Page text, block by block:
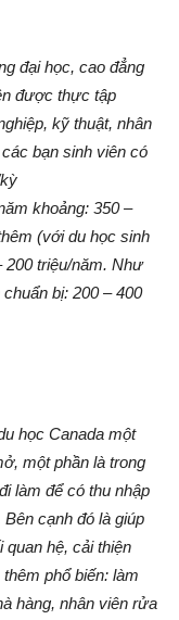
đại học, cao đẳng
được thực tập
kỹ thuật, nhân
bạn sinh viên có
khoảng: 350 –
(với du học sinh
200 triệu/năm. Như
bị: 200 – 400
học Canada một
một phần là trong
làm để có thu nhập
cạnh đó là giúp
hệ, cải thiện
phổ biến: làm
hàng, nhân viên rửa